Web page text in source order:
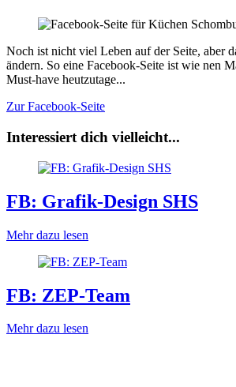
Noch ist nicht viel Leben auf der Seite, aber
ändern. So eine Facebook-Seite ist wie nen
Must-have heutzutage...
Zur Facebook-Seite
Interessiert dich vielleicht...
FB: Grafik-Design SHS
Mehr dazu lesen
FB: ZEP-Team
Mehr dazu lesen